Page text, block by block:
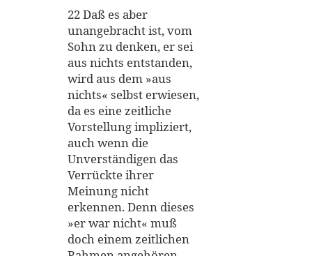
22 Daß es aber
unangebracht ist, vom
Sohn zu denken, er sei
aus nichts entstanden,
wird aus dem »aus
nichts« selbst erwiesen,
da es eine zeitliche
Vorstellung impliziert,
auch wenn die
Unverständigen das
Verrückte ihrer
Meinung nicht
erkennen. Denn dieses
»er war nicht« muß
doch einem zeitlichen